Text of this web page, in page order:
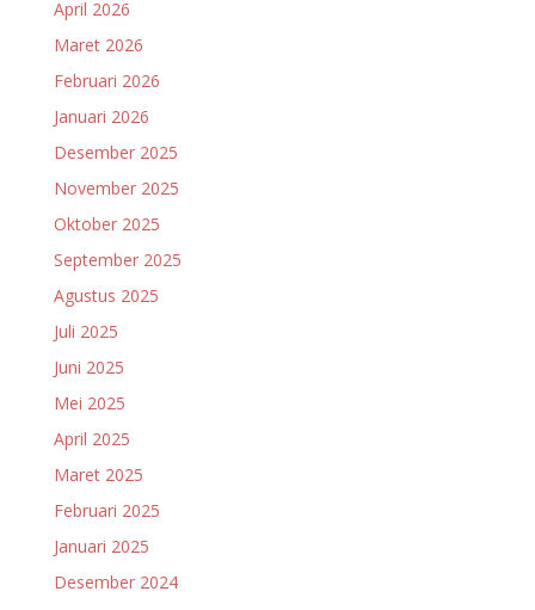
April 2026
Maret 2026
Februari 2026
Januari 2026
Desember 2025
November 2025
Oktober 2025
September 2025
Agustus 2025
Juli 2025
Juni 2025
Mei 2025
April 2025
Maret 2025
Februari 2025
Januari 2025
Desember 2024